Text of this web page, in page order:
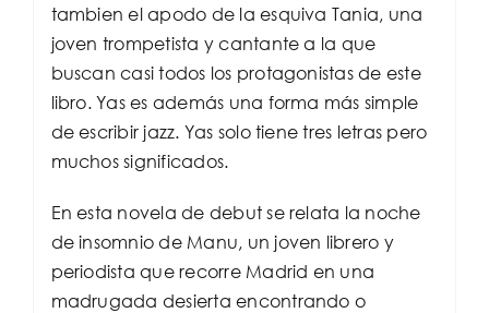
tambien el apodo de la esquiva Tania, una
joven trompetista y cantante a la que
buscan casi todos los protagonistas de este
libro. Yas es además una forma más simple
de escribir jazz. Yas solo tiene tres letras pero
muchos significados.
En esta novela de debut se relata la noche
de insomnio de Manu, un joven librero y
periodista que recorre Madrid en una
madrugada desierta encontrando o